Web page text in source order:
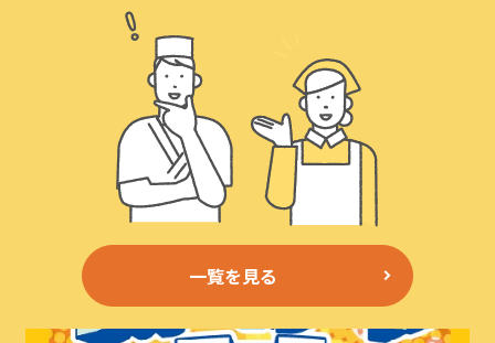
一覧を見る